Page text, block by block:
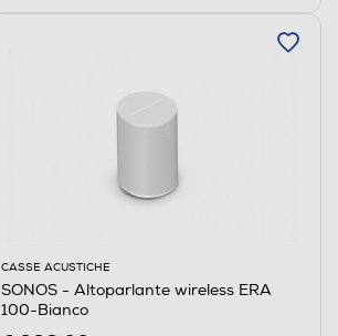
CASSE ACUSTICHE
SONOS - Altoparlante wireless ERA
100-Bianco